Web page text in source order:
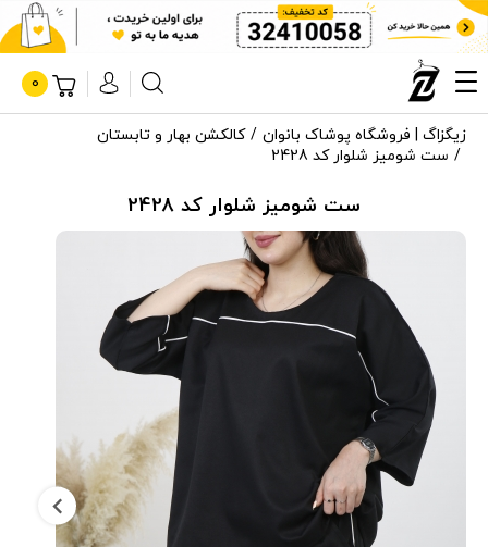
0
زیگزاگ | فروشگاه پوشاک بانوان
کالکشن بهار و تابستان
ست شومیز شلوار کد 2428
ست شومیز شلوار کد 2428